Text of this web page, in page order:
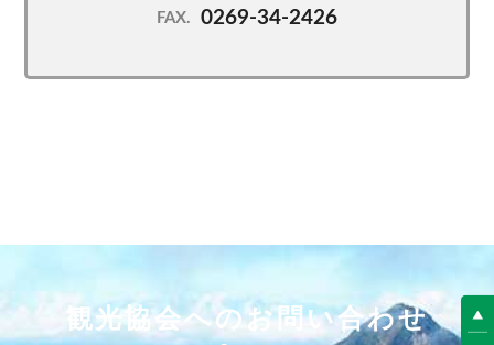
FAX. 0269-34-2426
観光協会へのお問い合わせ